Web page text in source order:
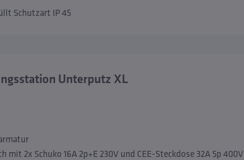
Schutzart IP 45
Unterputz XL
mit 2x Schuko 16A 2p+E 230V und CEE-Steckdose 32A 5p 400V